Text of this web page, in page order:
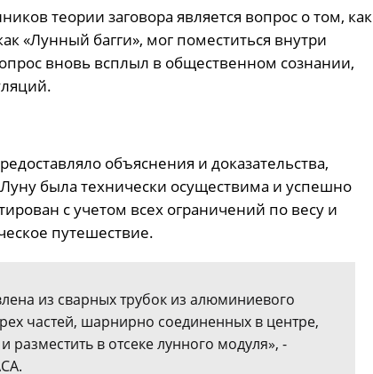
теории заговора является вопрос о том, как
«Лунный багги», мог поместиться внутри
вновь всплыл в общественном сознании,
объяснения и доказательства,
была технически осуществима и успешно
с учетом всех ограничений по весу и
путешествие.
из сварных трубок из алюминиевого
частей, шарнирно соединенных в центре,
разместить в отсеке лунного модуля», -